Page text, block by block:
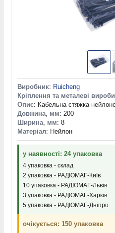
Виробник: Ruicheng
Кріплення та металеві вироби
Опис: Кабельна стяжка
Довжина, мм: 200
Ширина, мм: 8
Матеріал: Нейлон
у наявності: 24 упаковка
4 упаковка - склад
2 упаковка - РАДІОМАГ-Київ
10 упаковка - РАДІОМАГ-Львів
3 упаковка - РАДІОМАГ-Харків
5 упаковка - РАДІОМАГ-Дніпро
очікується: 150 упаковка